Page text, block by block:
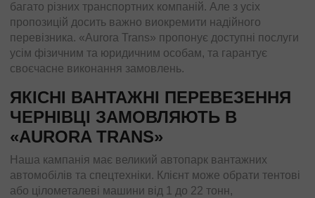
багато різних транспортних компаній. Але з усіх
пропозицій досить важно виокремити надійного
перевізника. «Aurora Trans» пропонує доступні послуги
усім фізичним та юридичним особам, та гарантує
своєчасне виконання замовлень.
ЯКІСНІ ВАНТАЖНІ ПЕРЕВЕЗЕННЯ
ЧЕРНІВЦІ ЗАМОВЛЯЮТЬ В
«AURORA TRANS»
Наша кампанія має великий автопарк вантажних
автомобілів та спецтехніки. Клієнт може обрати тентові
або цілометалеві машини від 1 до 22 тонн,